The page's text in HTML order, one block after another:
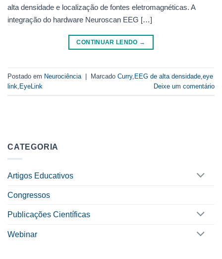
alta densidade e localização de fontes eletromagnéticas. A
integração do hardware Neuroscan EEG […]
CONTINUAR LENDO →
Postado em Neurociência | Marcado Curry, EEG de alta densidade eye
link EyeLink Deixe um comentário
CATEGORIA
Artigos Educativos
Congressos
Publicações Científicas
Webinar